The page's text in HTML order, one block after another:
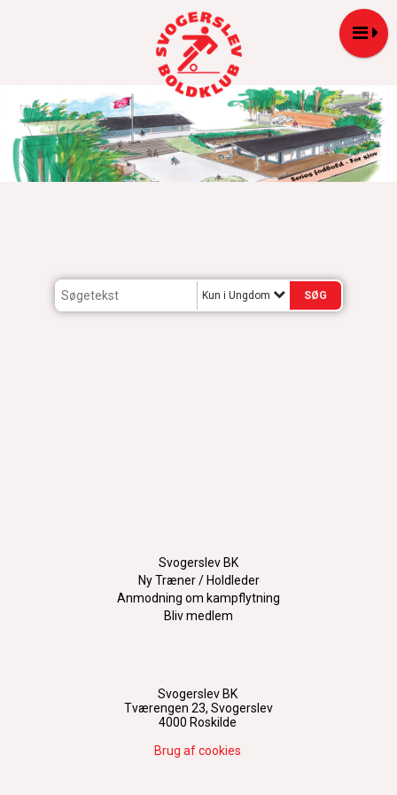
Kun i Ungdom
Svogerslev BK
Ny Træner / Holdleder
Anmodning om kampflytning
Bliv medlem
Svogerslev BK
Tværengen 23, Svogerslev
4000 Roskilde
Brug af cookies